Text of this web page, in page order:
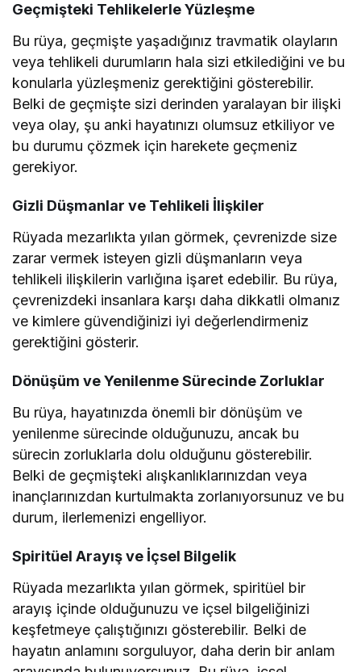
Geçmişteki Tehlikelerle Yüzleşme
Bu rüya, geçmişte yaşadığınız travmatik olayların
veya tehlikeli durumların hala sizi etkilediğini ve bu
konularla yüzleşmeniz gerektiğini gösterebilir.
Belki de geçmişte sizi derinden yaralayan bir ilişki
veya olay, şu anki hayatınızı olumsuz etkiliyor ve
bu durumu çözmek için harekete geçmeniz
gerekiyor.
Gizli Düşmanlar ve Tehlikeli İlişkiler
Rüyada mezarlıkta yılan görmek, çevrenizde size
zarar vermek isteyen gizli düşmanların veya
tehlikeli ilişkilerin varlığına işaret edebilir. Bu rüya,
çevrenizdeki insanlara karşı daha dikkatli olmanız
ve kimlere güvendiğinizi iyi değerlendirmeniz
gerektiğini gösterir.
Dönüşüm ve Yenilenme Sürecinde Zorluklar
Bu rüya, hayatınızda önemli bir dönüşüm ve
yenilenme sürecinde olduğunuzu, ancak bu
sürecin zorluklarla dolu olduğunu gösterebilir.
Belki de geçmişteki alışkanlıklarınızdan veya
inançlarınızdan kurtulmakta zorlanıyorsunuz ve bu
durum, ilerlemenizi engelliyor.
Spiritüel Arayış ve İçsel Bilgelik
Rüyada mezarlıkta yılan görmek, spiritüel bir
arayış içinde olduğunuzu ve içsel bilgeliğinizi
keşfetmeye çalıştığınızı gösterebilir. Belki de
hayatın anlamını sorguluyor, daha derin bir anlam